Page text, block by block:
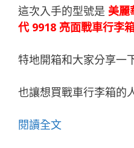
這次入手的型號是 美
代 9918 亮面戰車行李
特地開箱和大家分享一
也讓想買戰車行李箱的
閱讀全文